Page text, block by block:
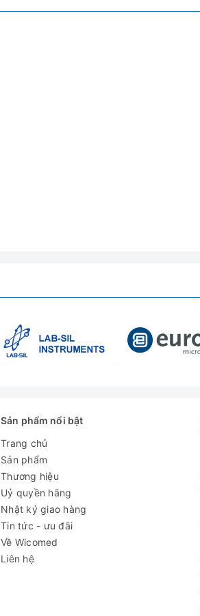
Sản phẩm nổi bật
Trang chủ
Sản phẩm
Thương hiệu
Uỷ quyền hãng
Nhật ký giao hàng
Tin tức - ưu đãi
Về Wicomed
Liên hệ